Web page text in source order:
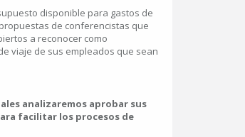
disponible para gastos de
de conferencistas que
a reconocer como
viaje de sus empleados que sean
analizaremos aprobar sus
facilitar los procesos de